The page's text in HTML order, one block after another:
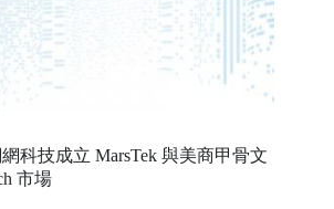
科技成立 MarsTek 與美商甲骨文
市場